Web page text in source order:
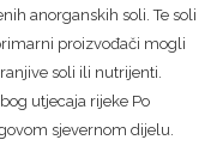
anorganskih soli. Te soli
proizvođači mogli
soli ili nutrijenti.
utjecaja rijeke Po
sjevernom dijelu.